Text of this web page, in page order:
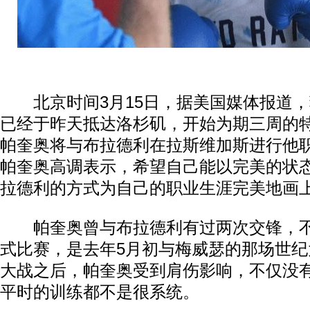
北京时间3月15日，据美国媒体报道，
已经于昨天抵达洛杉矶，开始为期三周的
帕奎奥将与布拉德利在拉斯维加斯进行他
帕奎奥高调表示，希望自己能以完美的状
拉德利的方式为自己的职业生涯完美地画
帕奎奥曾与布拉德利有过两次交锋，
式比赛，是去年5月初与梅威瑟的那场世
大战之后，帕奎奥受到肩伤影响，不仅没
平时的训练都不是很系统。